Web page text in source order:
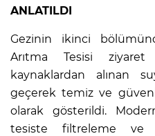
ANLATILDI
Gezinin ikinci
Arıtma Tesisi
kaynaklardan alınan
geçerek temiz ve
olarak gösterildi.
tesiste filtreleme ve